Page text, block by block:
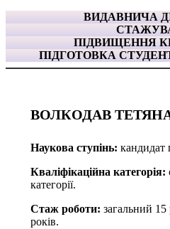
ВИДАВНИЧА
ПІДВИЩЕННЯ
ПІДГОТОВКА
ВОЛКОДАВ
Наукова ступінь: кандидат
Кваліфікаційна категорія:
категорії.
Стаж роботи: загальний 15
років.